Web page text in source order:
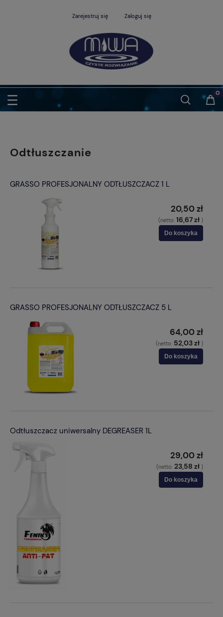
Zarejestruj się Zaloguj się
Odtłuszczanie
GRASSO PROFESJONALNY ODTŁUSZCZACZ 1 L
20,50 zł
(netto: 16,67 zł )
Do koszyka
GRASSO PROFESJONALNY ODTŁUSZCZACZ 5 L
64,00 zł
(netto: 52,03 zł )
Do koszyka
Odtłuszczacz uniwersalny DEGREASER 1L
29,00 zł
(netto: 23,58 zł )
Do koszyka